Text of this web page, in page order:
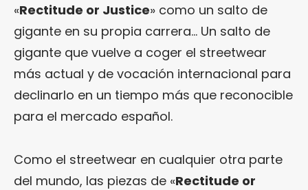
«Rectitude or Justice» como un salto de
gigante en su propia carrera… Un salto de
gigante que vuelve a coger el streetwear
más actual y de vocación internacional para
declinarlo en un tiempo más que reconocible
para el mercado español.
Como el streetwear en cualquier otra parte
del mundo, las piezas de «Rectitude or